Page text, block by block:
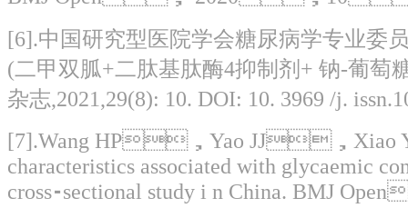
[6].中国研究型医院学会糖尿病学专业委
(二甲双胍+二肽基肽酶4抑制剂+ 钠-葡萄
杂志,2021,29(8): 10. DOI: 10. 3969 /j.
[7].Wang HP，Yao JJ，Xiao
characteristics associated with glycaemic
cross⁃sectional study i n China. BMJ